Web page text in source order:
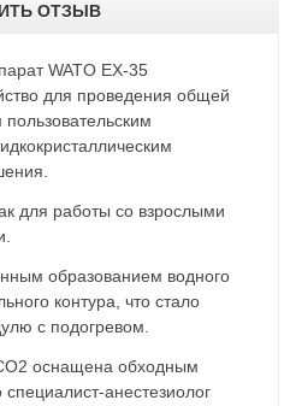
ОТЗЫВ
WATO EX-35
для проведения общей
для работы со взрослыми
образованием водного
контура, что стало
с подогревом.
оснащена обходным
специалист-анестезиолог